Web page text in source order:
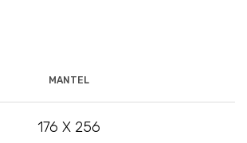
MANTEL
176 X 256